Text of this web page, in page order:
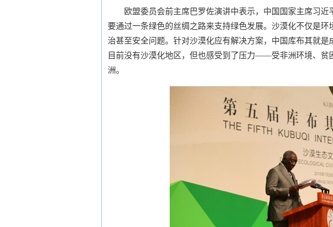
欧盟委员会前主席巴罗佐演讲中表示，中国国家主席习
要通过一条绿色的丝绸之路来支持绿色发展。沙漠化不仅是
治甚至安全问题。针对沙漠化应有解决方案，中国库布其就
目前没有沙漠化地区，但也感受到了压力——受非洲环境、贫
洲。